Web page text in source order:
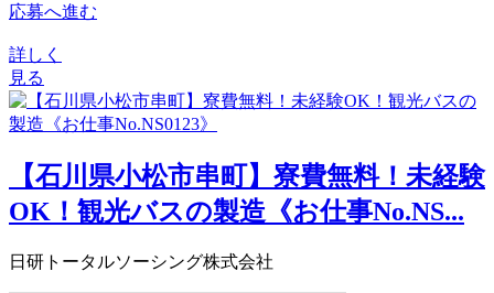
応募へ進む
詳しく
見る
【石川県小松市串町】寮費無料！未経験
OK！観光バスの製造《お仕事No.NS...
日研トータルソーシング株式会社